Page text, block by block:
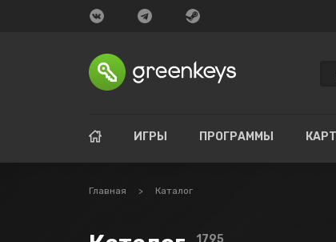
ИГРЫ ПРОГРАММЫ
Главная > Каталог
1795